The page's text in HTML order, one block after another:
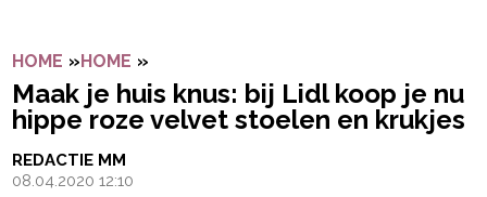
HOME »HOME »
Maak je huis knus: bij Lidl koop je nu
hippe roze velvet stoelen en krukjes
REDACTIE MM
08.04.2020 12:10